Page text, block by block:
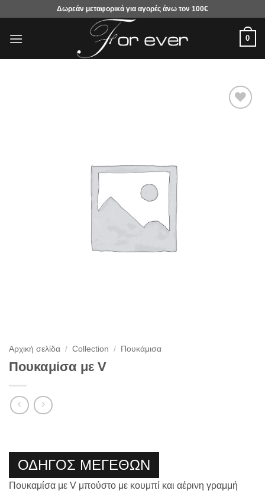
περιεχόμενο
Δωρεάν μεταφορικά για αγορές άνω τον 100€
0
Αρχική σελίδα / Collection / Πουκάμισα
Πουκαμίσα με V
ΟΔΗΓΟΣ ΜΕΓΕΘΩΝ
Πουκαμίσα με V μπούστο με κουμπί και αέρινη γραμμή